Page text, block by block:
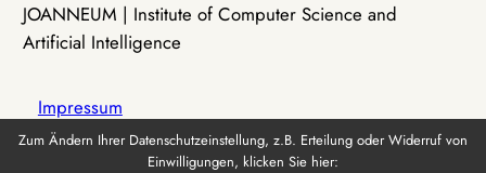
JOANNEUM | Institute of Computer Science and
Artificial Intelligence
Impressum
Zum Ändern Ihrer Datenschutzeinstellung, z.B. Erteilung oder Widerruf von
Einwilligungen, klicken Sie hier: